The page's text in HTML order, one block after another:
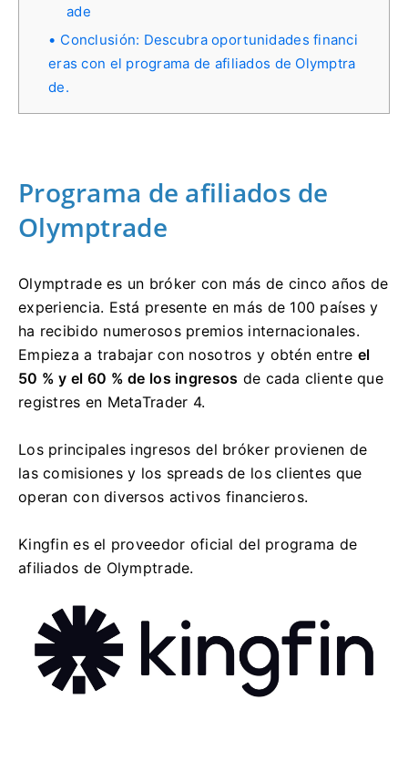
ade
Conclusión: Descubra oportunidades financi
eras con el programa de afiliados de Olymptra
de.
Programa de afiliados de
Olymptrade
Olymptrade es un bróker con más de cinco años de
experiencia. Está presente en más de 100 países y
ha recibido numerosos premios internacionales.
Empieza a trabajar con nosotros y obtén entre el
50 % y el 60 % de los ingresos de cada cliente que
registres en MetaTrader 4.
Los principales ingresos del bróker provienen de
las comisiones y los spreads de los clientes que
operan con diversos activos financieros.
Kingfin es el proveedor oficial del programa de
afiliados de Olymptrade.